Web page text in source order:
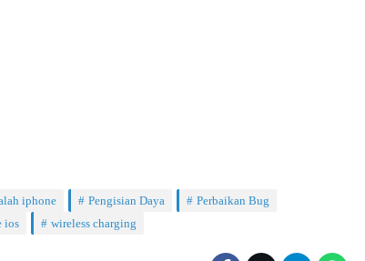
iphone Pengisian Daya
Perbaikan Bug
ios wireless charging